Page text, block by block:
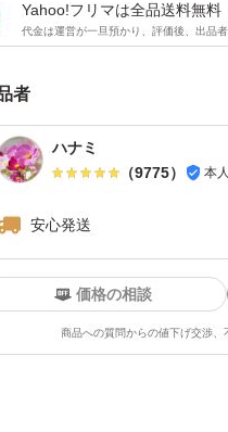
絡して下さい。
は、プチプチの梱包 袋 で
】桃太郎電鉄ワールド
ランド：コナミデジタルエ
Yahoo!フリマは全品送料無料
代金は運営が一旦預かり、評価後、出品
者
ハナミ
（9775） 本
安心発送
価格の相談
商品への質問からの値下げ交渉